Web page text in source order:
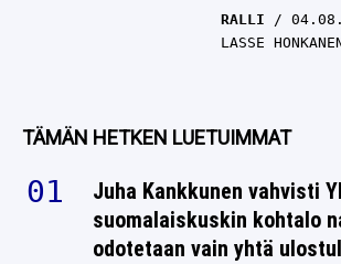
RALLI
LASSE
TÄMÄN HETKEN LUETUIMMAT
Juha Kankkunen vahvisti
suomalaiskuskin kohtalo
odotetaan vain yhtä